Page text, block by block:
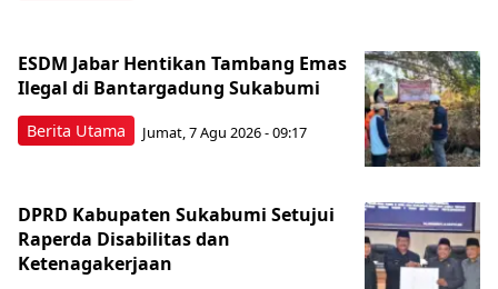
Berita Utama
ESDM Jabar Hentikan Tambang Emas
Ilegal di Bantargadung Sukabumi
Jumat, 7 Agu 2026 - 09:17
DPRD Kabupaten Sukabumi Setujui
Raperda Disabilitas dan
Ketenagakerjaan